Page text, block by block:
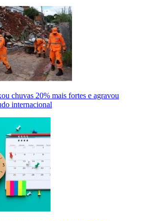
chuvas 20% mais fortes e agravou
internacional